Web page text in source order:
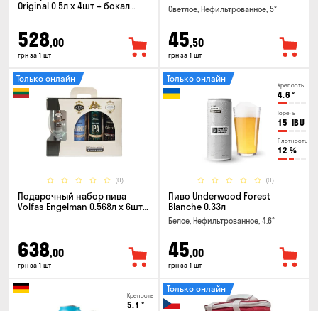
Original 0.5л х 4шт + бокал
528,00
грн за 1 шт
Светлое, Нефильтрованное, 5°
45,50
грн за 1 шт
(0)
Только онлайн
Подарочный набор пива
Volfas Engelman 0.568л x 6шт +
638,00
грн за 1 шт
Крепость
4.6 °
Горечь
15 IBU
Плотность
12 %
(0)
Только онлайн
Пиво Underwood Forest
Blanche 0.33л
Белое, Нефильтрованное, 4.6°
45,00
грн за 1 шт
Крепость
5.1 °
Только онлайн